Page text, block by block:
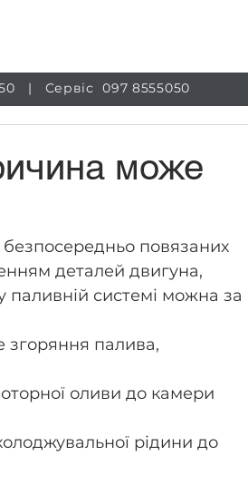
| Сервіс097 8555050
може
повязаних
деталей двигуна,
системі можна за
згоряння палива,
оливи до камери
рідини до